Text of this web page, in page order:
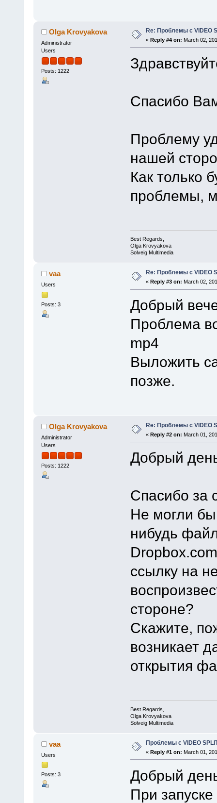
Olga Krovyakova
Administrator
Users
Posts: 1222
Re: Проблемы с VIDEO
« Reply #4 on: March 02,
Спасибо
Проблему
нашей
Как только
проблемы,
Best Regards,
Olga Krovyakova
Solveig Multimedia
vaa
Users
Posts: 3
Re: Проблемы с VIDEO
« Reply #3 on: March 02,
Добрый
Проблема
mp4
Выложить
позже.
Olga Krovyakova
Administrator
Users
Posts: 1222
Re: Проблемы с VIDEO
« Reply #2 on: March 01,
Добрый
Спасибо за
Не могли
нибудь
ссылку на
стороне?
Скажите,
возникает
открытия
Best Regards,
Olga Krovyakova
Solveig Multimedia
vaa
Users
Posts: 3
Проблемы с VIDEO
« Reply #1 on: March 01,
Добрый
При